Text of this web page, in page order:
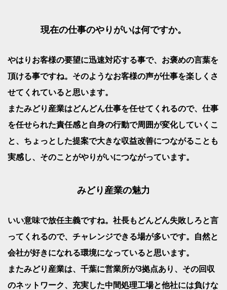
現在の仕事のやりがいは何ですか。
やはりお客様の要望に迅速対応する事で、お褒めの言葉を
頂ける事ですね。そのようなお客様の声が仕事を楽しくさ
せてくれていると思います。
またみどり産業はどんどん仕事を任せてくれるので、仕事
を任せられた責任感と自身の行動で周囲が変化していくこ
と、ちょっとした提案で大きな収益改善につながることも
実感し、そのことがやりがいにつながっています。
みどり産業の魅力
いい意味で放任主義ですね。社長もどんどん失敗しろと言
ってくれるので、チャレンジできる場が多いです。自然と
会社が好きになれる環境になっていると思います。
またみどり産業は、千葉に営業所が3拠点あり、その回収
のネットワーク、充実した中間処理工場と他社には負けな